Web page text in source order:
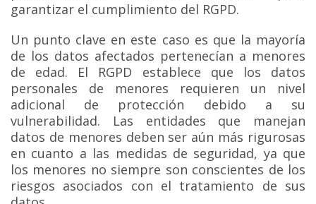
garantizar el cumplimiento del RGPD.
Un punto clave en este caso es que la mayoría
de los datos afectados pertenecían a menores
de edad. El RGPD establece que los datos
personales de menores requieren un nivel
adicional de protección debido a su
vulnerabilidad. Las entidades que manejan
datos de menores deben ser aún más rigurosas
en cuanto a las medidas de seguridad, ya que
los menores no siempre son conscientes de los
riesgos asociados con el tratamiento de sus